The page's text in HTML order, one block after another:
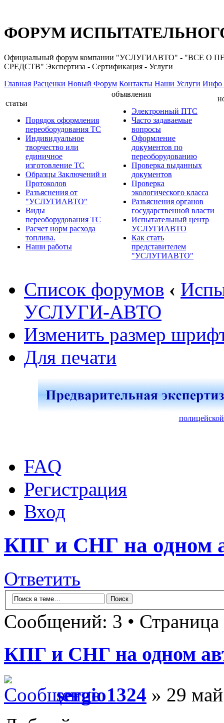
ФОРУМ
Официальный форум компании "УСЛУГИАВТО" -
СРЕДСТВ" Экспертиза - Сертификация - Услуги
Главная Расценки Новый Форум Контакты Наши Услуги Инфо
статьи
Порядок оформления
переоборудования ТС
Индивидуальное
творчество или
единичное
изготовление ТС
Образцы Заключений и
Протоколов
Разъяснения от
"УСЛУГИАВТО"
Виды
переоборудования ТС
Расчет норм расхода
топлива.
Наши работы
объявления
Электронный ПТС
Часто задаваемые
вопросы
Оформление
документов по
переоборудованию
Проверка выданных
документов
Проверка
экологического класса
Разъяснения органов
государственной власти
Испытательный центр
УСЛУГИАВТО
Как стать
представителем
"УСЛУГИАВТО"
Список форумов ‹
УСЛУГИ-АВТО
Изменить размер
Для печати
FAQ
Регистрация
Вход
КПГ и СНГ на одном
Ответить
Сообщений: 3 • Страница
КПГ и СНГ на одном
sergio1324 » 29